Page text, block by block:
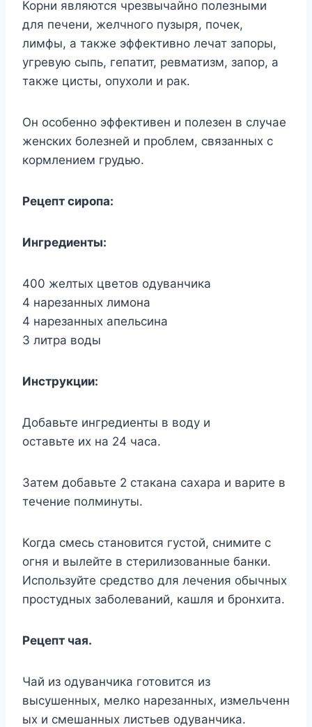
Корни являются чрезвычайно полезными
для печени, желчного пузыря, почек,
лимфы, а также эффективно лечат запоры,
угревую сыпь, гепатит, ревматизм, запор, а
также цисты, опухоли и рак.
Он особенно эффективен и полезен в случае
женских болезней и проблем, связанных с
кормлением грудью.
Рецепт сиропа:
Ингредиенты:
400 желтых цветов одуванчика
4 нарезанных лимона
4 нарезанных апельсина
3 литра воды
Инструкции:
Добавьте ингредиенты в воду и
оставьте их на 24 часа.
Затем добавьте 2 стакана сахара и варите в
течение полминуты.
Когда смесь становится густой, снимите с
огня и вылейте в стерилизованные банки.
Используйте средство для лечения обычных
простудных заболеваний, кашля и бронхита.
Рецепт чая.
Чай из одуванчика готовится из
высушенных, мелко нарезанных, измельченн
ых и смешанных листьев одуванчика.